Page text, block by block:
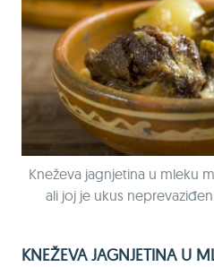
Kneževa jagnjetina u mleku
ali joj je ukus
KNEŽEVA JAGNJETINA U